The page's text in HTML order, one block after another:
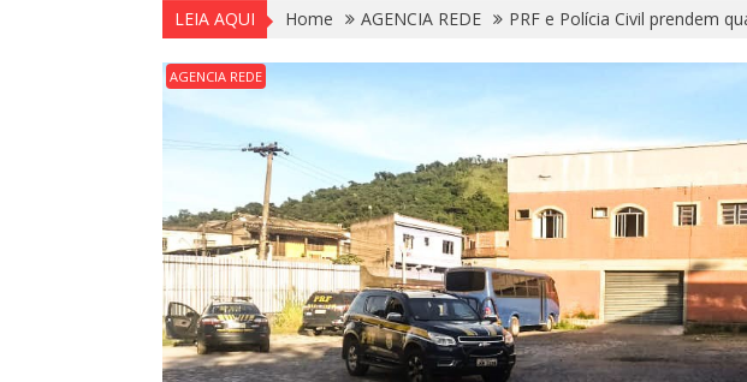
LEIA AQUI Home AGENCIA REDE PRF e Polícia Civil prendem
AGENCIA REDE